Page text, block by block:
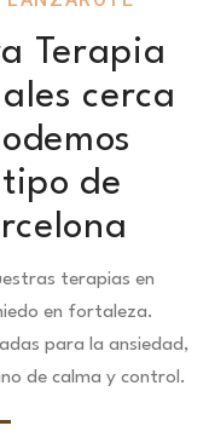
Terapia
cerca
de
terapias en
en fortaleza.
para la ansiedad,
de calma y control.